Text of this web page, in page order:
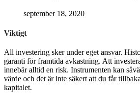
september 18, 2020
Viktigt
All investering sker under eget ansvar.
garanti för framtida avkastning. Att
innebär alltid en risk. Instrumenten kan
värde och det är inte säkert att du får
kapitalet.